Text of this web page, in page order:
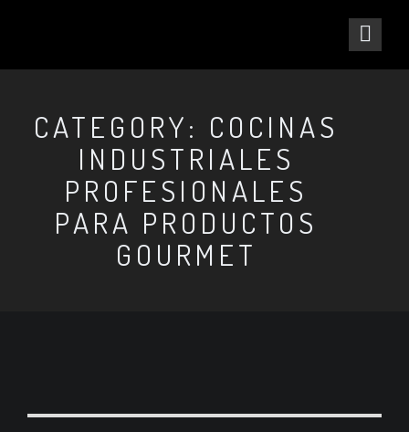
CATEGORY: COCINAS
INDUSTRIALES
PROFESIONALES
PARA PRODUCTOS
GOURMET